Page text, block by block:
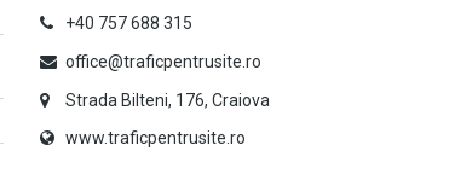
+40 757 688 315
office@traficpentrusite.ro
Strada Bilteni, 176, Craiova
www.traficpentrusite.ro